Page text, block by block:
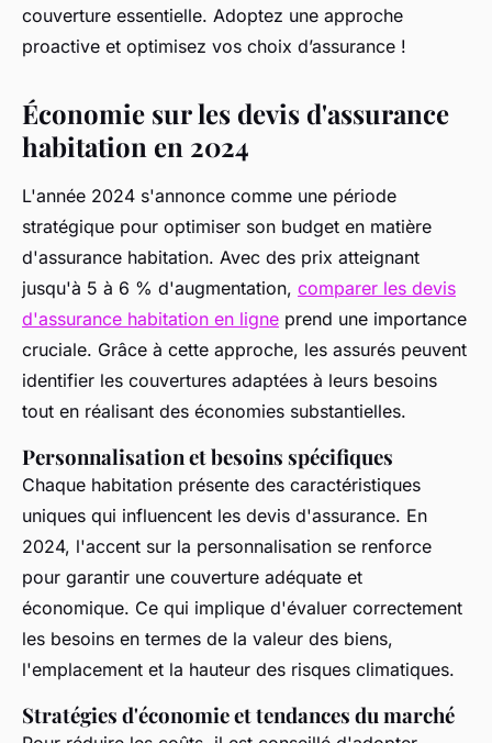
couverture essentielle. Adoptez une approche
proactive et optimisez vos choix d’assurance !
Économie sur les devis d'assurance
habitation en 2024
L'année 2024 s'annonce comme une période
stratégique pour optimiser son budget en matière
d'assurance habitation. Avec des prix atteignant
jusqu'à 5 à 6 % d'augmentation, comparer les devis
d'assurance habitation en ligne prend une importance
cruciale. Grâce à cette approche, les assurés peuvent
identifier les couvertures adaptées à leurs besoins
tout en réalisant des économies substantielles.
Personnalisation et besoins spécifiques
Chaque habitation présente des caractéristiques
uniques qui influencent les devis d'assurance. En
2024, l'accent sur la personnalisation se renforce
pour garantir une couverture adéquate et
économique. Ce qui implique d'évaluer correctement
les besoins en termes de la valeur des biens,
l'emplacement et la hauteur des risques climatiques.
Stratégies d'économie et tendances du marché